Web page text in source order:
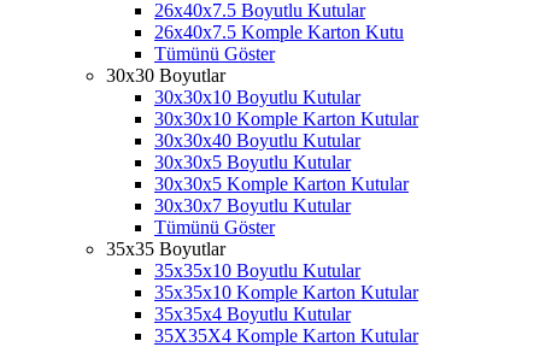
26x40x7.5 Boyutlu Kutular
26x40x7.5 Komple Karton Kutu
Tümünü Göster
30x30 Boyutlar
30x30x10 Boyutlu Kutular
30x30x10 Komple Karton Kutular
30x30x40 Boyutlu Kutular
30x30x5 Boyutlu Kutular
30x30x5 Komple Karton Kutular
30x30x7 Boyutlu Kutular
Tümünü Göster
35x35 Boyutlar
35x35x10 Boyutlu Kutular
35x35x10 Komple Karton Kutular
35x35x4 Boyutlu Kutular
35X35X4 Komple Karton Kutular